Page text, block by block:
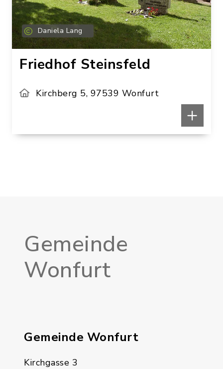
Daniela Lang
Friedhof Steinsfeld
Kirchberg 5, 97539 Wonfurt
In Karte anzeigen
Gemeinde
Wonfurt
Gemeinde Wonfurt
Kirchgasse 3